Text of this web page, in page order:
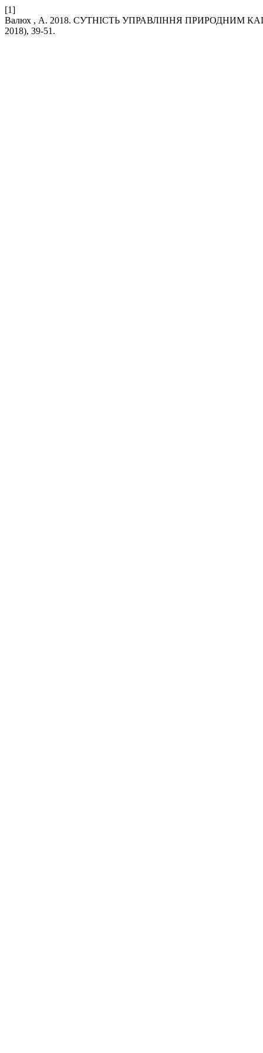
[1]
Валюх , А. 2018. СУТНІСТЬ УПРАВЛІННЯ ПРИРОДНИМ
2018), 39-51.